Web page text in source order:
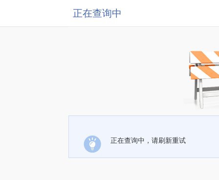
正在查询中
正在查询中，请刷新重试